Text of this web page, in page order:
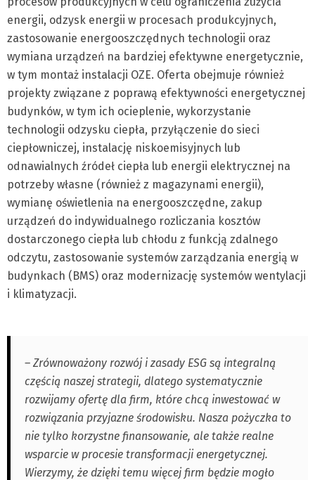
energii, odzysk energii w procesach produkcyjnych,
zastosowanie energooszczędnych technologii oraz
wymiana urządzeń na bardziej efektywne energetycznie,
w tym montaż instalacji OZE. Oferta obejmuje również
projekty związane z poprawą efektywności energetycznej
budynków, w tym ich ocieplenie, wykorzystanie
technologii odzysku ciepła, przyłączenie do sieci
ciepłowniczej, instalację niskoemisyjnych lub
odnawialnych źródeł ciepła lub energii elektrycznej na
potrzeby własne (również z magazynami energii),
wymianę oświetlenia na energooszczędne, zakup
urządzeń do indywidualnego rozliczania kosztów
dostarczonego ciepła lub chłodu z funkcją zdalnego
odczytu, zastosowanie systemów zarządzania energią w
budynkach (BMS) oraz modernizację systemów wentylacji
i klimatyzacji.
– Zrównoważony rozwój i zasady ESG są integralną
częścią naszej strategii, dlatego systematycznie
rozwijamy ofertę dla firm, które chcą inwestować w
rozwiązania przyjazne środowisku. Nasza pożyczka to
nie tylko korzystne finansowanie, ale także realne
wsparcie w procesie transformacji energetycznej.
Wierzymy, że dzięki temu więcej firm będzie mogło